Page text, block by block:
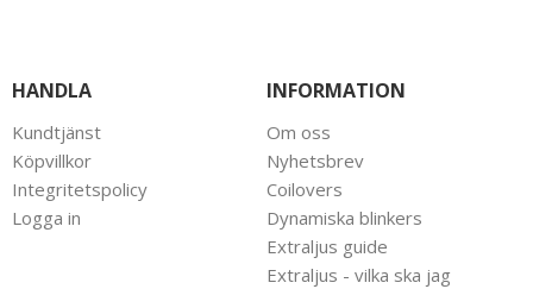
HANDLA
Kundtjänst
Köpvillkor
Integritetspolicy
Logga in
INFORMATION
Om oss
Nyhetsbrev
Coilovers
Dynamiska blinkers
Extraljus guide
Extraljus - vilka ska jag